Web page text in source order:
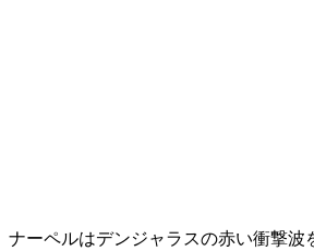
ナーペルはデンジャラスの赤い衝撃波